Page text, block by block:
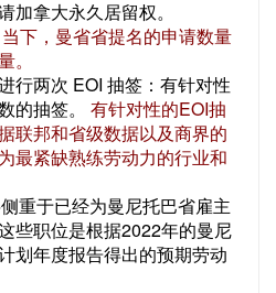
加拿大永久居留权。
当下，曼省省提名的申请数量
行两次 EOI 抽签：有针对性
的抽签。 有针对性的EOI抽
联邦和省级数据以及商界的
最紧缺熟练劳动力的行业和
重于已经为曼尼托巴省雇主
些职位是根据2022年的曼尼
划年度报告得出的预期劳动